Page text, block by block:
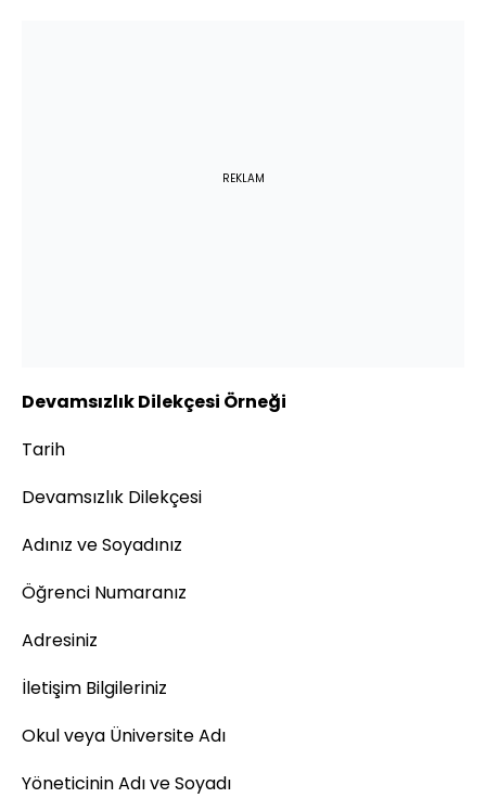
REKLAM
Devamsızlık Dilekçesi Örneği
Tarih
Devamsızlık Dilekçesi
Adınız ve Soyadınız
Öğrenci Numaranız
Adresiniz
İletişim Bilgileriniz
Okul veya Üniversite Adı
Yöneticinin Adı ve Soyadı